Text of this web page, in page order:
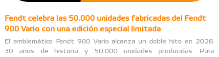
Fendt celebra las 50.000 unidades fabricadas del Fendt
900 Vario con una edición especial limitada
El emblemático Fendt 900 Vario alcanza un doble hito en 2026:
30 años de historia y 50.000 unidades producidas. Para